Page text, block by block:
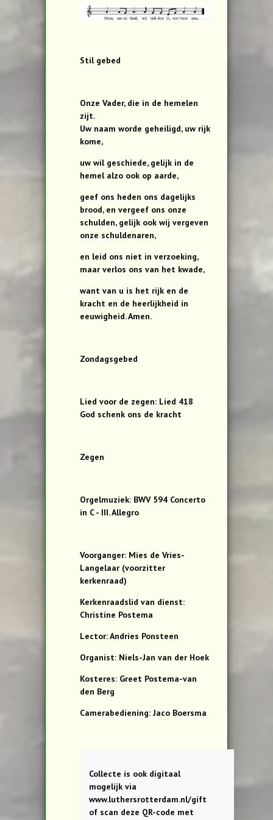
Stil gebed
Onze Vader, die in de hemelen
zijt.
Uw naam worde geheiligd, uw rijk
kome,
uw wil geschiede, gelijk in de
hemel alzo ook op aarde,
geef ons heden ons dagelijks
brood, en vergeef ons onze
schulden, gelijk ook wij vergeven
onze schuldenaren,
en leid ons niet in verzoeking,
maar verlos ons van het kwade,
want van u is het rijk en de
kracht en de heerlijkheid in
eeuwigheid. Amen.
Zondagsgebed
Lied voor de zegen: Lied 418
God schenk ons de kracht
Zegen
Orgelmuziek: BWV 594 Concerto
in C - III. Allegro
Voorganger: Mies de Vries-
Langelaar (voorzitter
kerkenraad)
Kerkenraadslid van dienst:
Christine Postema
Lector: Andries Ponsteen
Organist: Niels-Jan van der Hoek
Kosteres: Greet Postema-van
den Berg
Camerabediening: Jaco Boersma
Collecte is ook digitaal
mogelijk via
www.luthersrotterdam.nl/gift
of scan deze QR-code met